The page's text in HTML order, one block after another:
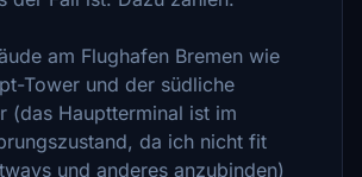
am Flughafen Bremen wie
Tower und der südliche
(das Hauptterminal ist im
da ich nicht fit
und anderes anzubinden)